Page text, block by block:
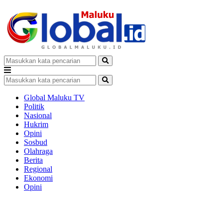
Global Maluku TV
Politik
Nasional
Hukrim
Opini
Sosbud
Olahraga
Berita
Regional
Ekonomi
Opini